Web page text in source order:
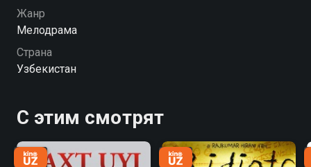
bo‘ladi. Munisaning taqdiri orqali bizning hayotimiz,
zamonaviy oilaning muammolari va bolalarga bo‘lgan
munosabat haqida hikoya qilinadi.
Жанр
Мелодрама
Страна
Узбекистан
С этим смотрят